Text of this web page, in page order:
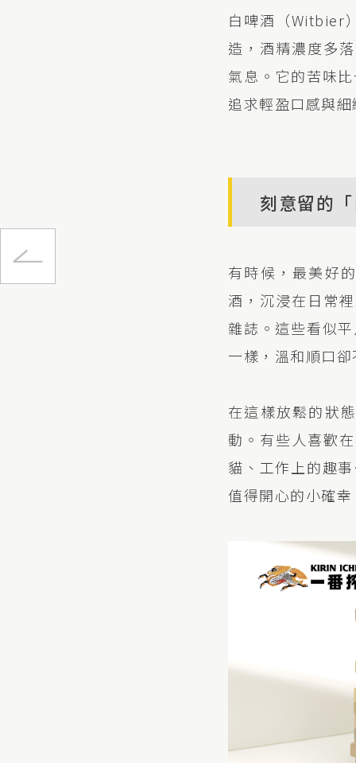
白啤酒（Witbier
造，酒精濃度多
氣息。它的苦味
追求輕盈口感與
刻意留的
有時候，最美好
酒，沉浸在日常
雜誌。這些看似
一樣，溫和順口
在這樣放鬆的狀
動。有些人喜歡
貓、工作上的趣
值得開心的小確幸
享受